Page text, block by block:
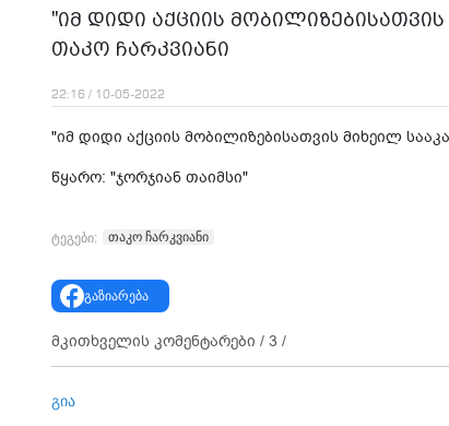
"იმ დიდი აქციის
თაკო ჩარკვიანი
22:16 / 10-05-2022
"იმ დიდი აქციის მობილიზებისათვის მიხეილ
წყარო: "ჯორჯიან თაიმსი"
ტეგები: თაკო ჩარკვიანი
გაზიარება
მკითხველის კომენტარები / 3 /
გია